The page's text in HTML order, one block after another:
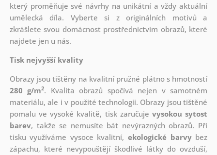
který proměňuje své návrhy na unikátní a vždy aktuální
umělecká díla. Vyberte si z originálních motivů a
zkrášlete svou domácnost prostřednictvím obrazů, které
najdete jen u nás.
Tisk nejvyšší kvality
Obrazy jsou tištěny na kvalitní pružné plátno s hmotností
280 g/m2. Kvalita obrazů spočívá nejen v samotném
materiálu, ale i v použité technologii. Obrazy jsou tištěné
pomalu ve vysoké kvalitě, tisk zaručuje vysokou sytost
barev, takže se nemusíte bát nevýrazných obrazů. Při
tisku využíváme vysoce kvalitní,ekologické barvybez
zápachu, které nevypouštějí škodlivé látky do ovzduší,